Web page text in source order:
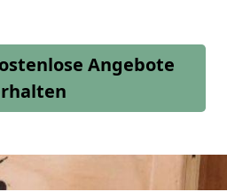
Angebote